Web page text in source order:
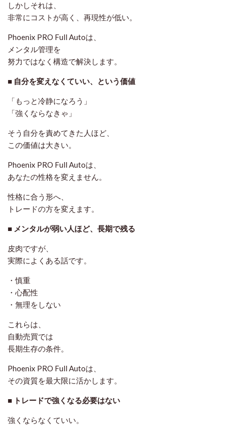
しかしそれは、
非常にコストが高く、再現性が低い。
Phoenix PRO Full Autoは、
メンタル管理を
努力ではなく構造で解決します。
■ 自分を変えなくていい、という価値
「もっと冷静になろう」
「強くならなきゃ」
そう自分を責めてきた人ほど、
この価値は大きい。
Phoenix PRO Full Autoは、
あなたの性格を変えません。
性格に合う形へ、
トレードの方を変えます。
■ メンタルが弱い人ほど、長期で残る
皮肉ですが、
実際によくある話です。
・慎重
・心配性
・無理をしない
これらは、
自動売買では
長期生存の条件。
Phoenix PRO Full Autoは、
その資質を最大限に活かします。
■ トレードで強くなる必要はない
強くならなくていい。